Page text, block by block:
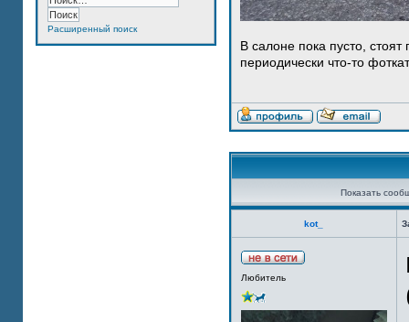
Расширенный поиск
В салоне пока пусто,
периодически что-то
Показать
kot_
Любитель